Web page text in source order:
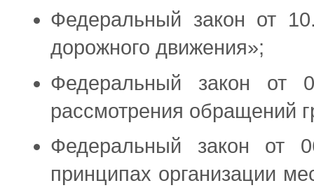
Федеральный закон от
дорожного движения»;
Федеральный закон
рассмотрения обращений
Федеральный закон
принципах организации